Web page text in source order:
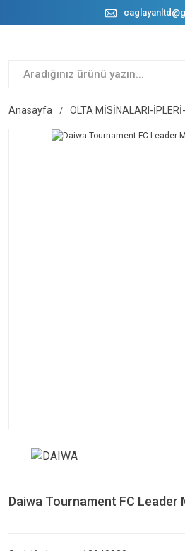
Anasayfa OLTA MİSİNALARI-
Daiwa Tournament FC Leader